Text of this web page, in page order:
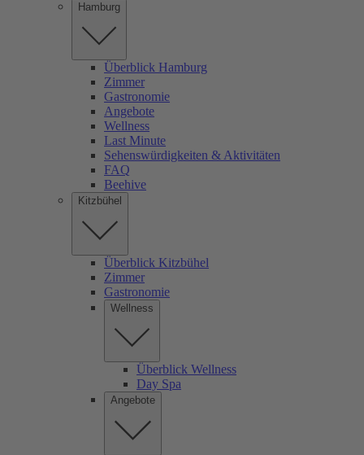
Hamburg
Überblick Hamburg
Zimmer
Gastronomie
Angebote
Wellness
Last Minute
Sehenswürdigkeiten & Aktivitäten
FAQ
Beehive
Kitzbühel
Überblick Kitzbühel
Zimmer
Gastronomie
Wellness
Überblick Wellness
Day Spa
Angebote